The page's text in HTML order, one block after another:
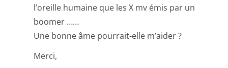
l’oreille humaine que les X mv émis par un
boomer ……
Une bonne âme pourrait-elle m’aider ?
Merci,